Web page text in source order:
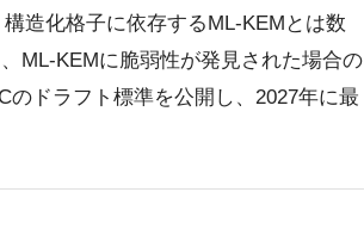
造化格子に依存するML-KEMとは数
ML-KEMに脆弱性が発見された場合の
ドラフト標準を公開し、2027年に最